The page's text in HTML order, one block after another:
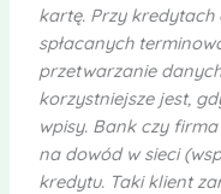
kartę. Przy
spłacanych
przetwarzanie
korzystniejsze jest,
wpisy. Bank czy
na dowód w sieci
kredytu. Taki klient